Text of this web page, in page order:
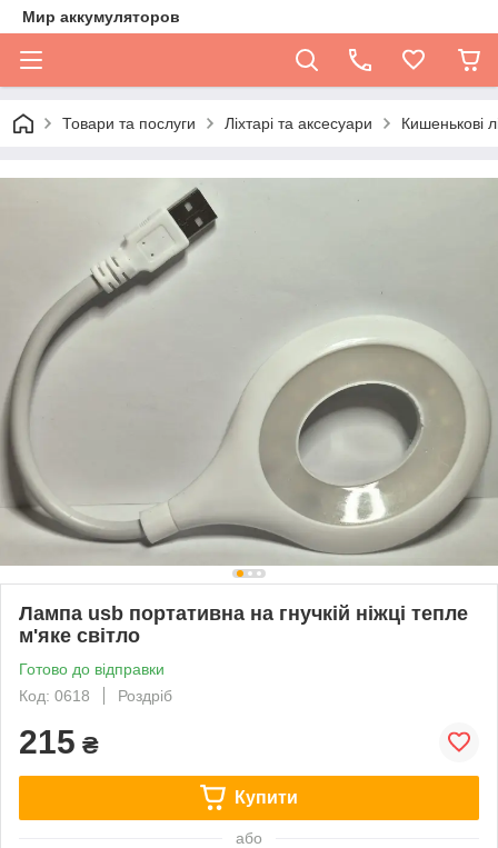
Мир аккумуляторов
Товари та послуги Ліхтарі та аксесуари Кишенькові
Лампа usb портативна на гнучкій ніжці тепле
м'яке світло
Готово до відправки
Код: 0618
Роздріб
215 ₴
Купити
або